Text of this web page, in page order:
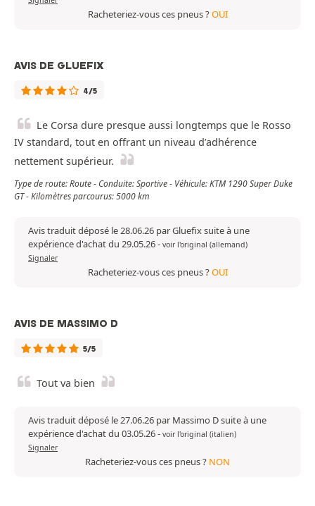
Racheteriez-vous ces pneus ?OUI
AVIS DE GLUEFIX
4/5
Le Corsa dure presque aussi longtemps que le Rosso
IV standard, tout en offrant un niveau d’adhérence
nettement supérieur.
Type de route: Route - Conduite: Sportive - Véhicule: KTM 1290 Super Duke
GT - Kilomètres parcourus: 5000 km
Avis traduit déposé le 28.06.26 par Gluefix suite à une
expérience d'achat du 29.05.26- voir l'original (allemand)
Signaler
Racheteriez-vous ces pneus ?OUI
AVIS DE MASSIMO D
5/5
Tout va bien
Avis traduit déposé le 27.06.26 par Massimo D suite à une
expérience d'achat du 03.05.26- voir l'original (italien)
Signaler
Racheteriez-vous ces pneus ? NON